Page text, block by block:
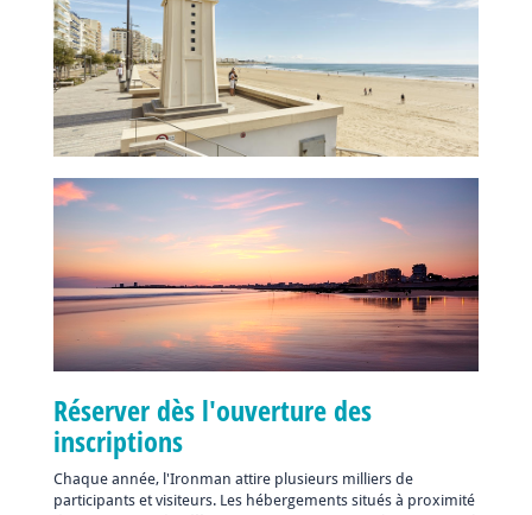
Réserver dès l'ouverture des
inscriptions
Chaque année, l'Ironman attire plusieurs milliers de
participants et visiteurs. Les hébergements situés à proximité